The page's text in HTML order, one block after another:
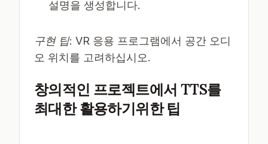
설명을 생성합니다.
구현 팁: VR 응용 프로그램에서 공간 오디
오 위치를 고려하십시오.
창의적인 프로젝트에서 TTS를
최대한 활용하기위한 팁